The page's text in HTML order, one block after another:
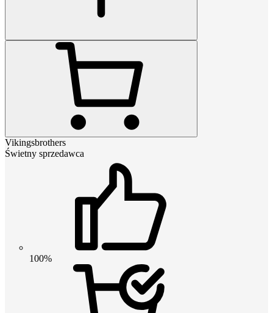
Vikingsbrothers
Świetny sprzedawca
100%